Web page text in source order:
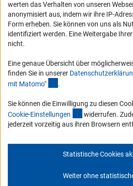
Barriere melden
DFG-aktuell
Erhalten Sie Neuigkeiten aus der DFG
Zum Newsletter
werten das Verhalten von unseren
anonymisiert aus, indem wir ihre IP-
Form erheben. Sie können von uns als
identifiziert werden. Eine Weitergabe
nicht.
Eine genaue Übersicht über
finden Sie in unserer
mit Matomo" .
Sie können die Einwilligung zu diesen
Cookie-Einstellungen (interner Link)
widerrufen.
jederzeit vorzeitig aus ihren Browsern
Statistische Cookies
Weiter ohne